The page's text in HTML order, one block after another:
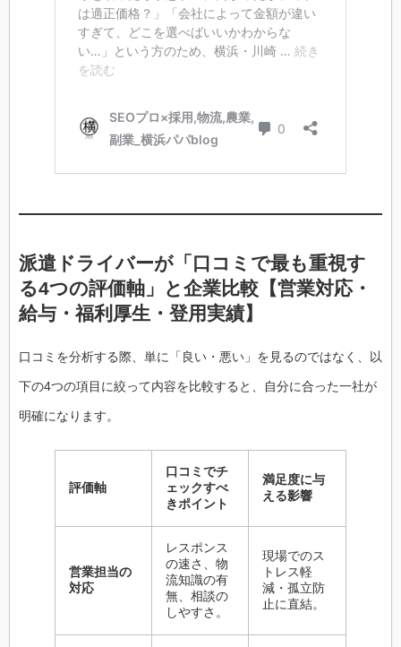
派遣ドライバーが「口コミで最も重視す
る4つの評価軸」と企業比較【営業対応・
給与・福利厚生・登用実績】
口コミを分析する際、単に「良い・悪い」を見るのではなく、以
下の4つの項目に絞って内容を比較すると、自分に合った一社が
明確になります。
評価軸
口コミでチ
ェックすべ
きポイント
満足度に与
える影響
営業担当の
対応
レスポンス
の速さ、物
流知識の有
無、相談の
しやすさ。
現場でのス
トレス軽
減・孤立防
止に直結。